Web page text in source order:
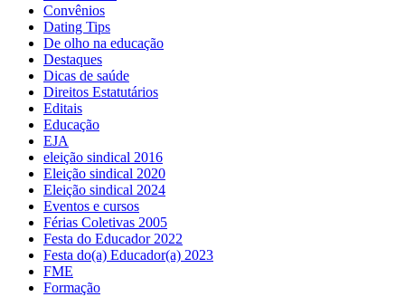
Convênios
Dating Tips
De olho na educação
Destaques
Dicas de saúde
Direitos Estatutários
Editais
Educação
EJA
eleição sindical 2016
Eleição sindical 2020
Eleição sindical 2024
Eventos e cursos
Férias Coletivas 2005
Festa do Educador 2022
Festa do(a) Educador(a) 2023
FME
Formação